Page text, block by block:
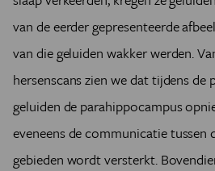
van de eerder gepresenteerde
van die geluiden wakker werden.
hersenscans zien we dat tijdens de
geluiden de parahippocampus
eveneens de communicatie tussen
gebieden wordt versterkt.